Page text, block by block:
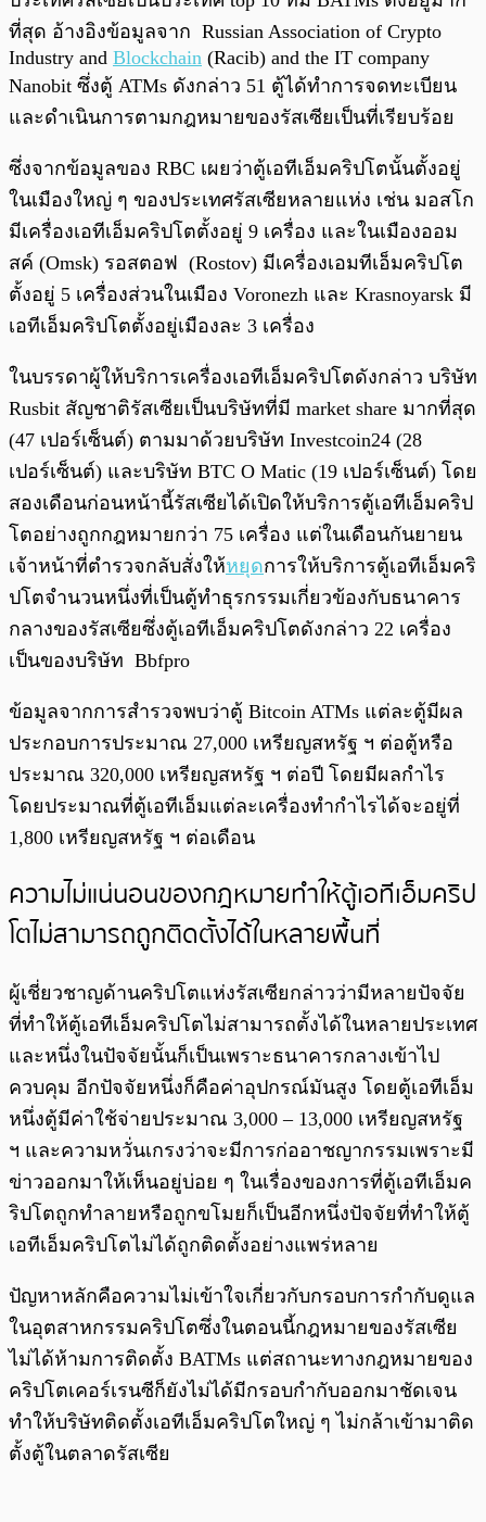
ที่สุด อ้างอิงข้อมูลจาก Russian Association of Crypto
Industry and Blockchain (Racib) and the IT company
Nanobit ซึ่งตู้ ATMs ดังกล่าว 51 ตู้ได้ทำการจดทะเบียน
และดำเนินการตามกฎหมายของรัสเซียเป็นที่เรียบร้อย
ซึ่งจากข้อมูลของ RBC เผยว่าตู้เอทีเอ็มคริปโตนั้นตั้งอยู่
ในเมืองใหญ่ ๆ ของประเทศรัสเซียหลายแห่ง เช่น มอสโก
มีเครื่องเอทีเอ็มคริปโตตั้งอยู่ 9 เครื่อง และในเมืองออม
สค์ (Omsk) รอสตอฟ (Rostov) มีเครื่องเอมทีเอ็มคริปโต
ตั้งอยู่ 5 เครื่องส่วนในเมือง Voronezh และ Krasnoyarsk มี
เอทีเอ็มคริปโตตั้งอยู่เมืองละ 3 เครื่อง
ในบรรดาผู้ให้บริการเครื่องเอทีเอ็มคริปโตดังกล่าว บริษัท
Rusbit สัญชาติรัสเซียเป็นบริษัทที่มี market share มากที่สุด
(47 เปอร์เซ็นต์) ตามมาด้วยบริษัท Investcoin24 (28
เปอร์เซ็นต์) และบริษัท BTC O Matic (19 เปอร์เซ็นต์) โดย
สองเดือนก่อนหน้านี้รัสเซียได้เปิดให้บริการตู้เอทีเอ็มคริป
โตอย่างถูกกฎหมายกว่า 75 เครื่อง แต่ในเดือนกันยายน
เจ้าหน้าที่ตำรวจกลับสั่งให้หยุดการให้บริการตู้เอทีเอ็มคริ
ปโตจำนวนหนึ่งที่เป็นตู้ทำธุรกรรมเกี่ยวข้องกับธนาคาร
กลางของรัสเซียซึ่งตู้เอทีเอ็มคริปโตดังกล่าว 22 เครื่อง
เป็นของบริษัท Bbfpro
ข้อมูลจากการสำรวจพบว่าตู้ Bitcoin ATMs แต่ละตู้มีผล
ประกอบการประมาณ 27,000 เหรียญสหรัฐ ฯ ต่อตู้หรือ
ประมาณ 320,000 เหรียญสหรัฐ ฯ ต่อปี โดยมีผลกำไร
โดยประมาณที่ตู้เอทีเอ็มแต่ละเครื่องทำกำไรได้จะอยู่ที่
1,800 เหรียญสหรัฐ ฯ ต่อเดือน
ความไม่แน่นอนของกฎหมายทำให้ตู้เอทีเอ็มคริป
โตไม่สามารถถูกติดตั้งได้ในหลายพื้นที่
ผู้เชี่ยวชาญด้านคริปโตแห่งรัสเซียกล่าวว่ามีหลายปัจจัย
ที่ทำให้ตู้เอทีเอ็มคริปโตไม่สามารถตั้งได้ในหลายประเทศ
และหนึ่งในปัจจัยนั้นก็เป็นเพราะธนาคารกลางเข้าไป
ควบคุม อีกปัจจัยหนึ่งก็คือค่าอุปกรณ์มันสูง โดยตู้เอทีเอ็ม
หนึ่งตู้มีค่าใช้จ่ายประมาณ 3,000 – 13,000 เหรียญสหรัฐ
ฯ และความหวั่นเกรงว่าจะมีการก่ออาชญากรรมเพราะมี
ข่าวออกมาให้เห็นอยู่บ่อย ๆ ในเรื่องของการที่ตู้เอทีเอ็มค
ริปโตถูกทำลายหรือถูกขโมยก็เป็นอีกหนึ่งปัจจัยที่ทำให้ตู้
เอทีเอ็มคริปโตไม่ได้ถูกติดตั้งอย่างแพร่หลาย
ปัญหาหลักคือความไม่เข้าใจเกี่ยวกับกรอบการกำกับดูแล
ในอุตสาหกรรมคริปโตซึ่งในตอนนี้กฎหมายของรัสเซีย
ไม่ได้ห้ามการติดตั้ง BATMs แต่สถานะทางกฎหมายของ
คริปโตเคอร์เรนซีก็ยังไม่ได้มีกรอบกำกับออกมาชัดเจน
ทำให้บริษัทติดตั้งเอทีเอ็มคริปโตใหญ่ ๆ ไม่กล้าเข้ามาติด
ตั้งตู้ในตลาดรัสเซีย